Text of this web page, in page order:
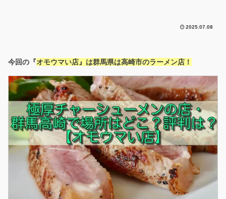
2025.07.08
今回の『オモウマい店』は群馬県は高崎市のラーメン店！